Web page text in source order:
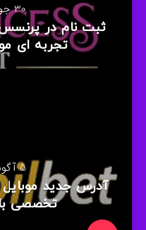
30 جولای , 2020
ثبت نام در
تجربه ای
5 آگوست , 2020
تخصصی